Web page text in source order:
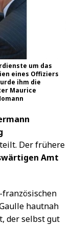
um das
eines Offiziers
ihm die
Maurice
Der frühere
Amt
hautnah
der selbst gut